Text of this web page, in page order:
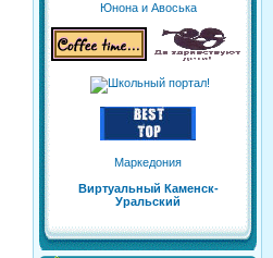
Юнона и Авоська
Маркедония
Виртуальный Каменск-
Уральский